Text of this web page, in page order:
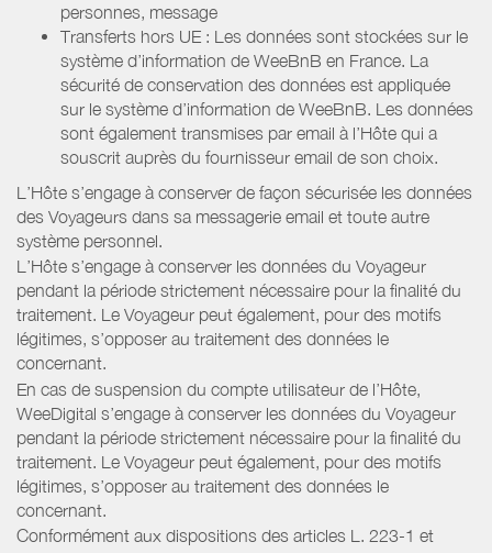
personnes, message
Transferts hors UE : Les données sont stockées sur le
système d’information de WeeBnB en France. La
sécurité de conservation des données est appliquée
sur le système d’information de WeeBnB. Les données
sont également transmises par email à l’Hôte qui a
souscrit auprès du fournisseur email de son choix.
L’Hôte s’engage à conserver de façon sécurisée les données
des Voyageurs dans sa messagerie email et toute autre
système personnel.
L’Hôte s’engage à conserver les données du Voyageur
pendant la période strictement nécessaire pour la finalité du
traitement. Le Voyageur peut également, pour des motifs
légitimes, s’opposer au traitement des données le
concernant.
En cas de suspension du compte utilisateur de l’Hôte,
WeeDigital s’engage à conserver les données du Voyageur
pendant la période strictement nécessaire pour la finalité du
traitement. Le Voyageur peut également, pour des motifs
légitimes, s’opposer au traitement des données le
concernant.
Conformément aux dispositions des articles L. 223-1 et